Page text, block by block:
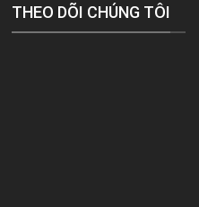
THEO DÕI CHÚNG TÔI